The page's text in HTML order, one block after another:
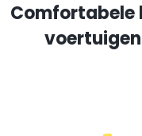
Comfortabele
voertuigen